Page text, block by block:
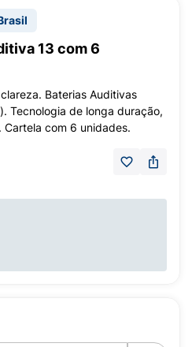
13 com 6
Baterias Auditivas
Tecnologia de longa duração,
com 6 unidades.